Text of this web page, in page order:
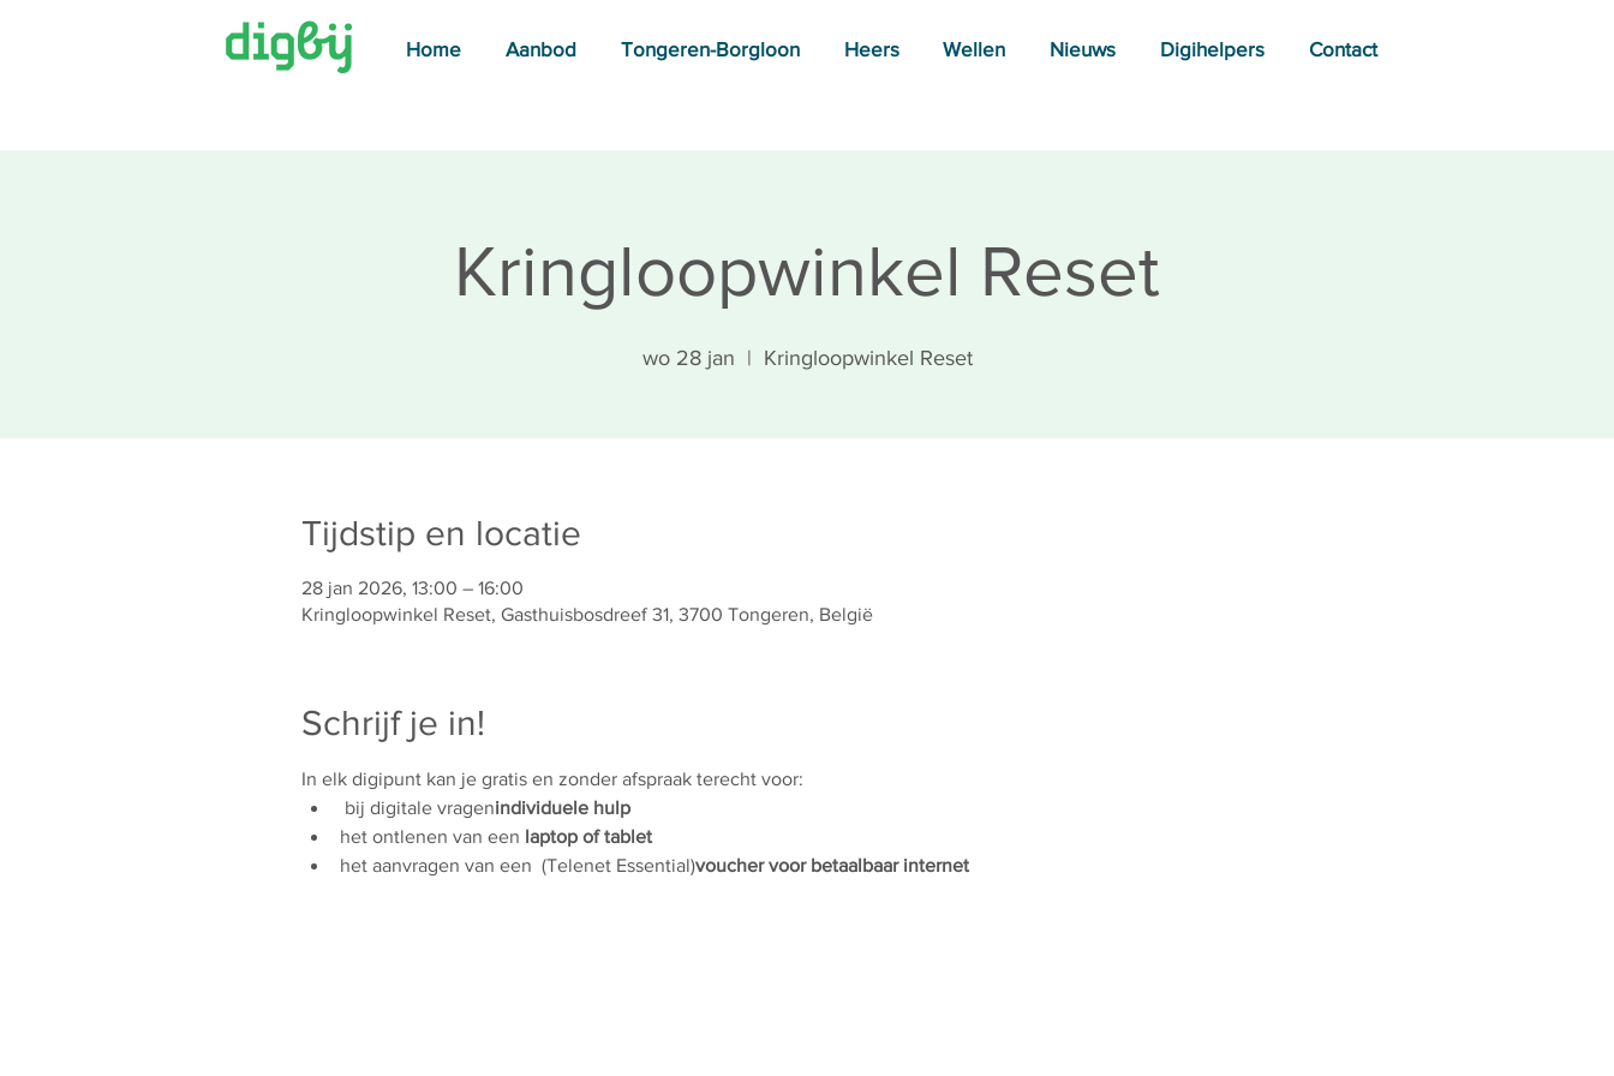
Home Aanbod Tongeren-Borgloon Heers Wellen Nieuws Digihelpers Contact
Kringloopwinkel Reset
wo 28 jan
  |
Kringloopwinkel Reset
Tijdstip en locatie
28 jan 2026, 13:00 – 16:00
Kringloopwinkel Reset, Gasthuisbosdreef 31, 3700 Tongeren, België
Schrijf je in!
In elk digipunt kan je gratis en zonder afspraak terecht voor:
bij digitale vragenindividuele hulp
het ontlenen van een laptop of tablet
het aanvragen van een (Telenet Essential)voucher voor betaalbaar internet